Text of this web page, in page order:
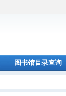
图书馆目录查询